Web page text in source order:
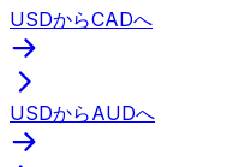
USDからCADへ
USDからAUDへ